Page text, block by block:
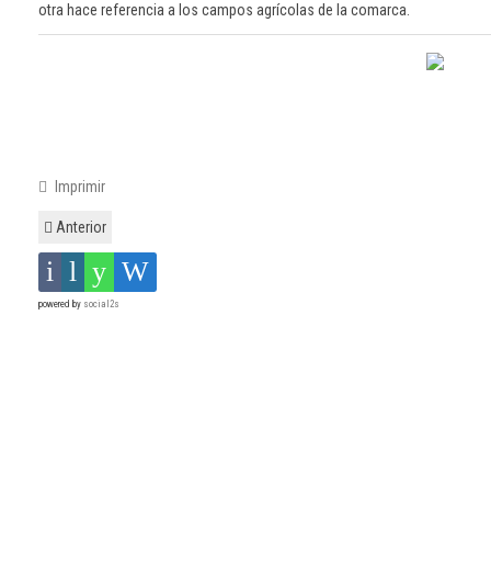
otra hace referencia a los campos agrícolas de la comarca.
Imprimir
Anterior
powered by social2s